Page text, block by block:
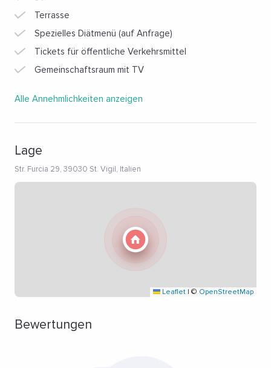
Terrasse
Spezielles Diätmenü (auf Anfrage)
Tickets für öffentliche Verkehrsmittel
Gemeinschaftsraum mit TV
Alle Annehmlichkeiten anzeigen
Lage
Str. Furcia 29, 39030 St. Vigil, Italien
Leaflet | © OpenStreetMap
Bewertungen